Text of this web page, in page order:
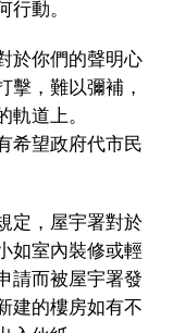
動。
於你們的聲明心
擊，難以彌補，
道上。
希望政府代市民
定，屋宇署對於
如室內裝修或輕
請而被屋宇署發
建的樓房如有不